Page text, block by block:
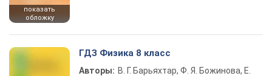
показать
обложку
ГДЗ Физика 8 класс
Авторы: В. Г. Барьяхтар, Ф. Я. Божинова, Е.